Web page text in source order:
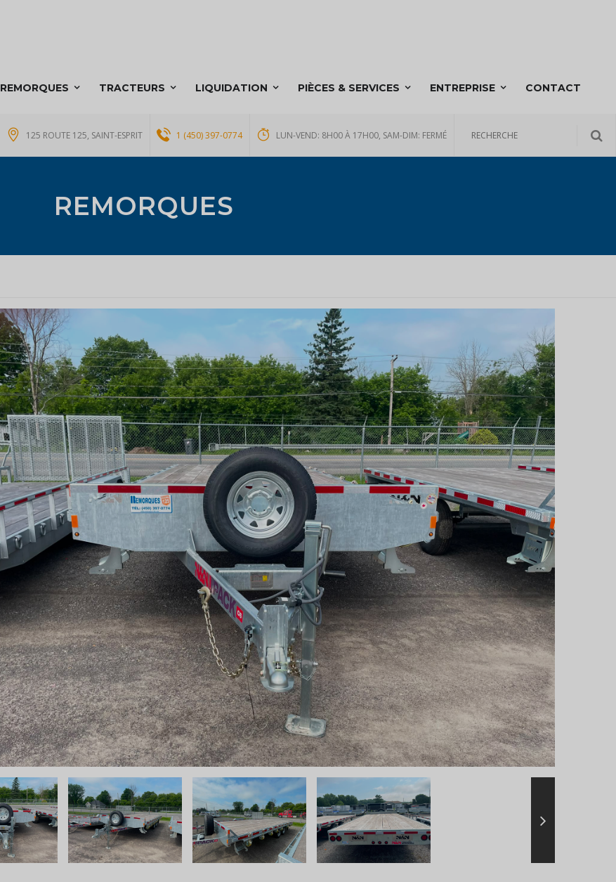
REMORQUES TRACTEURS LIQUIDATION PIÈCES & SERVICES ENTREPRISE CONTACT
125 ROUTE 125, SAINT-ESPRIT 1 (450) 397-0774 LUN-VEND: 8H00 À 17H00, SAM-DIM: FERMÉ
REMORQUES